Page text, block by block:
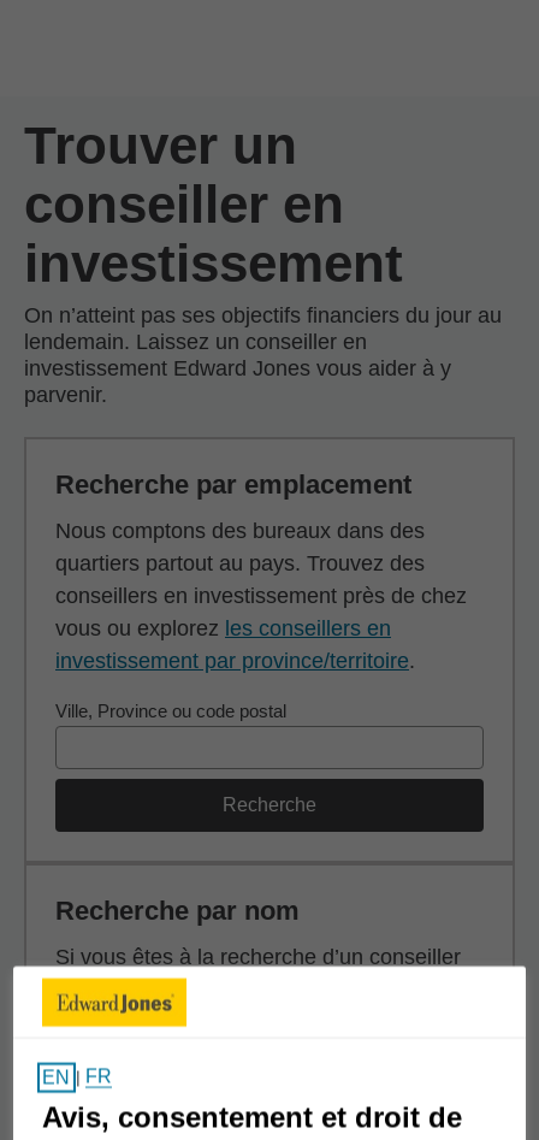
Trouver un
conseiller en
investissement
On n’atteint pas ses objectifs financiers du jour au
lendemain. Laissez un conseiller en
investissement Edward Jones vous aider à y
parvenir.
Recherche par emplacement
Nous comptons des bureaux dans des
quartiers partout au pays. Trouvez des
conseillers en investissement près de chez
vous ou explorez les conseillers en
investissement par province/territoire.
Ville, Province ou code postal
Recherche
Recherche par nom
Si vous êtes à la recherche d’un conseiller
en investissement en particulier, effectuez
une recherche par nom (prénom, nom de
Nom du conseiller en investissement
EN | FR
Avis, consentement et droit de